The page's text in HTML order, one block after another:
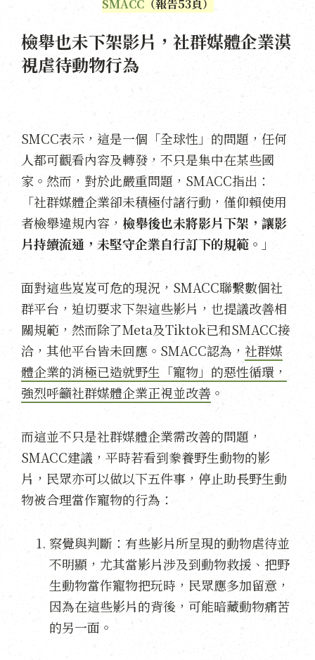
SMACC（報告53頁）
檢舉也未下架影片，社群媒體企業漠
視虐待動物行為
SMCC表示，這是一個「全球性」的問題，任何
人都可觀看內容及轉發，不只是集中在某些國
家。然而，對於此嚴重問題，SMACC指出：
「社群媒體企業卻未積極付諸行動，僅仰賴使用
者檢舉違規內容， 檢舉後也未將影片下架，讓影
片持續流通，未堅守企業自行訂下的規範。 」
面對這些岌岌可危的現況，SMACC聯繫數個社
群平台，迫切要求下架這些影片，也提議改善相
關規範，然而除了Meta及Tiktok已和SMACC接
洽，其他平台皆未回應。SMACC認為， 社群媒
體企業的消極已造就野生「寵物」的惡性循環，
強烈呼籲社群媒體企業正視並改善 。
而這並不只是社群媒體企業需改善的問題，
SMACC建議，平時若看到豢養野生動物的影
片，民眾亦可以做以下五件事，停止助長野生動
物被合理當作寵物的行為：
察覺與判斷：有些影片所呈現的動物虐待並
不明顯，尤其當影片涉及到動物救援、把野
生動物當作寵物把玩時，民眾應多加留意，
因為在這些影片的背後，可能暗藏動物痛苦
的另一面。